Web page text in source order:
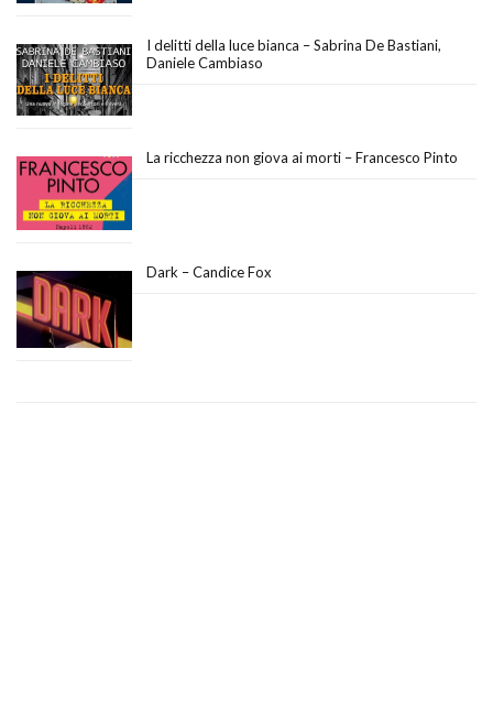
I delitti della luce bianca – Sabrina De Bastiani,
Daniele Cambiaso
La ricchezza non giova ai morti – Francesco Pinto
Dark – Candice Fox